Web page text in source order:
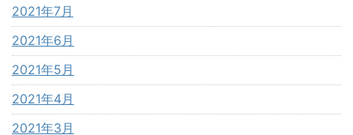
2021年7月
2021年6月
2021年5月
2021年4月
2021年3月